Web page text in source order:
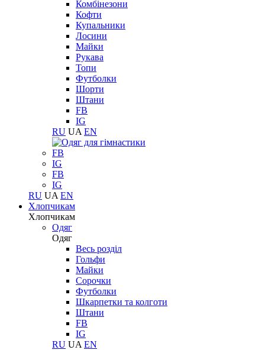
Комбінезони
Кофти
Купальники
Лосини
Майки
Рукава
Топи
Футболки
Шорти
Штани
FB
IG
RU UA EN
FB
IG
FB
IG
RU UA EN
Хлопчикам
Хлопчикам
Одяг
Одяг
Весь розділ
Гольфи
Майки
Сорочки
Футболки
Шкарпетки та колготи
Штани
FB
IG
RU UA EN